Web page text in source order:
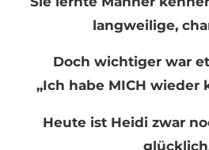
langweilige,
Doch wichtiger war
„Ich habe MICH wieder
Heute ist Heidi zwar